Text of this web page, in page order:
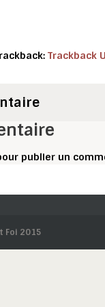
Trackback
publier un
Foi 2015